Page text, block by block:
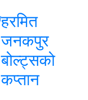
हरमित
जनकपुर
बोल्ट्सको
कप्तान